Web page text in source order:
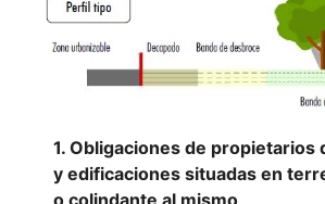
1. Obligaciones de propietarios
y edificaciones situadas en